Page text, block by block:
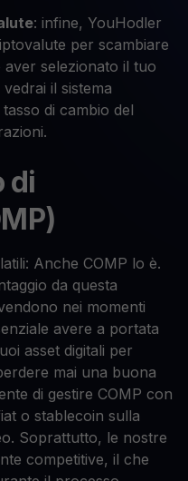
: infine, YouHodler
per scambiare
selezionato il tuo
il sistema
di cambio del
di
Anche COMP lo è.
da questa
nei momenti
avere a portata
asset digitali per
mai una buona
di gestire COMP con
o stablecoin sulla
Soprattutto, le nostre
competitive, il che